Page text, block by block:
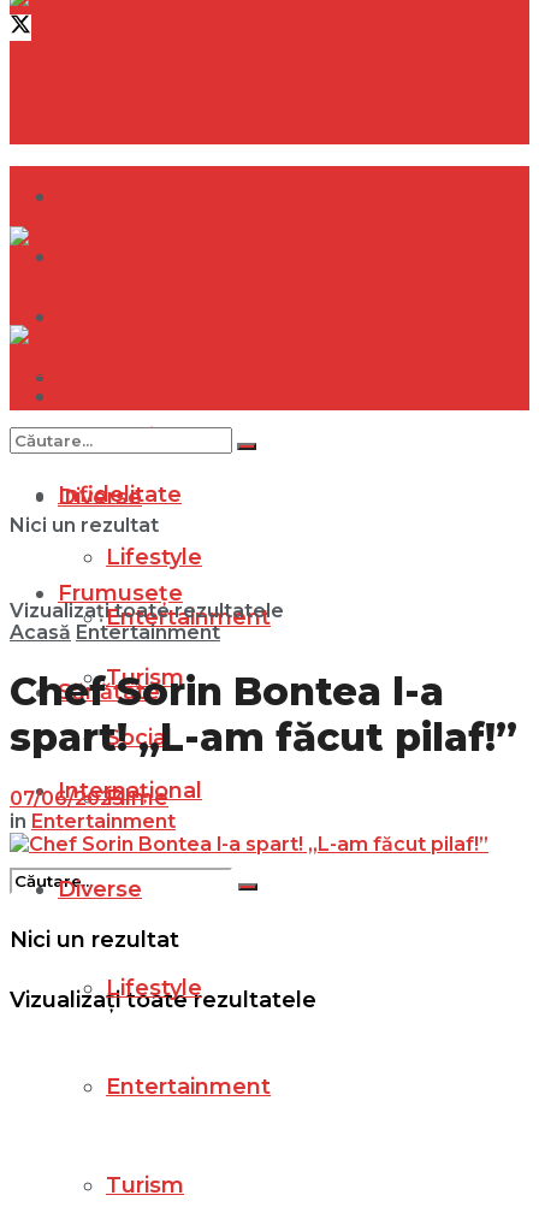
Internațional
Diverse
Lifestyle
Entertainment
Turism
Social
Filme
Nici un rezultat
Vizualizați toate rezultatele
Infidelitate
Frumusețe
Sănătate
Internațional
Diverse
Lifestyle
Entertainment
Turism
Nici un rezultat
Vizualizați toate rezultatele
Acasă Entertainment
Chef Sorin Bontea l-a
spart! „L-am făcut pilaf!”
07/06/2023
in Entertainment